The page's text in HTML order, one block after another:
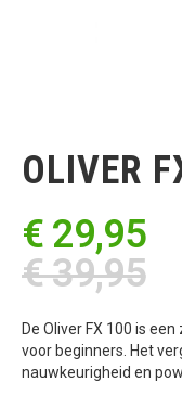
begin
van
afbeeldingen-
gallerij
OLIVER
€ 29,95
€ 39,95
De Oliver FX 100 is
voor beginners. Het
nauwkeurigheid en